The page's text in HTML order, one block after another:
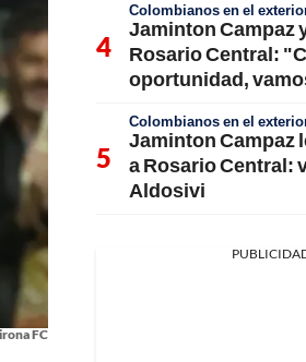
FC
Colombianos en el
Jaminton Campaz
Rosario Central:
oportunidad,
Colombianos en el
Jaminton Campaz
a Rosario Central:
Aldosivi